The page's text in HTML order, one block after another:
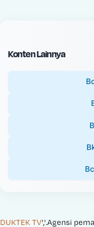
c
e
Konten Lainnya
DUKTEK TV','.Agensi